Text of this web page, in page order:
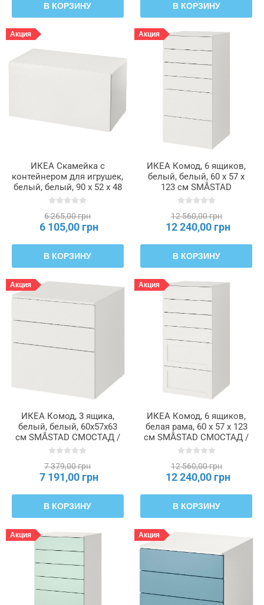
(внутренняя)
В КОРЗИНУ В КОРЗИНУ
Акция
ИКЕА Скамейка с
контейнером для игрушек,
белый, белый, 90 x 52 x 48
см SMÅSTAD СМОСТАД,
6 265,00 грн
6 105,00 грн
В КОРЗИНУ
Акция
ИКЕА Комод, 6 ящиков,
белый, белый, 60 x 57 x
123 см SMÅSTAD
СМОСТАД / PLATSA
12 560,00 грн
12 240,00 грн
В КОРЗИНУ
Акция
ИКЕА Комод, 3 ящика,
белый, белый, 60x57x63
см SMÅSTAD СМОСТАД /
PLATSA ОПХУС, 993.875.21
7 379,00 грн
7 191,00 грн
В КОРЗИНУ
Акция
ИКЕА Комод, 6 ящиков,
белая рама, 60 x 57 x 123
см SMÅSTAD СМОСТАД /
PLATSA ОПХУС, 793.883.95
12 560,00 грн
12 240,00 грн
В КОРЗИНУ
Акция Акция